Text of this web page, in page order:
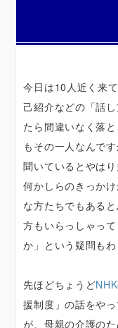
今日は10人近く来
己紹介などの「話
たら間違いなく落
もその一人なんで
聞いているとやは
何かしらのきっか
な方たちでもある
方もいらっしゃっ
か」という疑問もわ
先ほどちょうど
援制度」の話をや
が、母親の介護の